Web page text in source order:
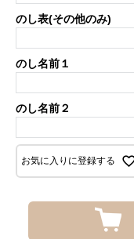
のし表(その他のみ)
のし名前１
のし名前２
お気に入りに登録する